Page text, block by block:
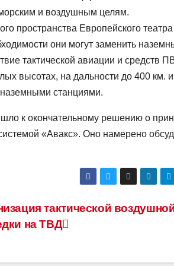
и воздушным целям.
пространства Европейского театра
они могут заменить
тактической авиации и средств
высотах, на дальности до 400 км. и
станциями.
к окончательному решению о
«Авакс». Оно намерено
тактической
на ТВД